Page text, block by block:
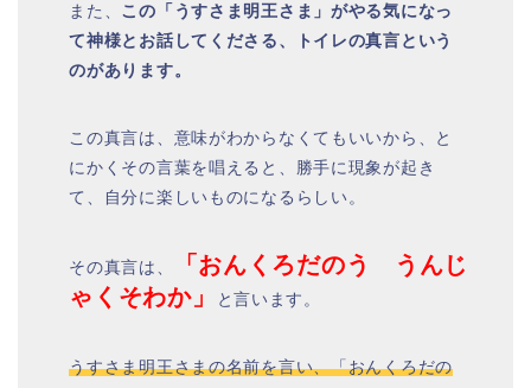
また、 この「うすさま明王さま」がやる気になっ
て神様とお話してくださる、トイレの真言という
のがあります。
この真言は、意味がわからなくてもいいから、と
にかくその言葉を唱えると、勝手に現象が起き
て、自分に楽しいものになるらしい。
その真言は、
「おんくろだのう うんじ
ゃくそわか」
と言います。
うすさま明王さまの名前を言い、「おんくろだの